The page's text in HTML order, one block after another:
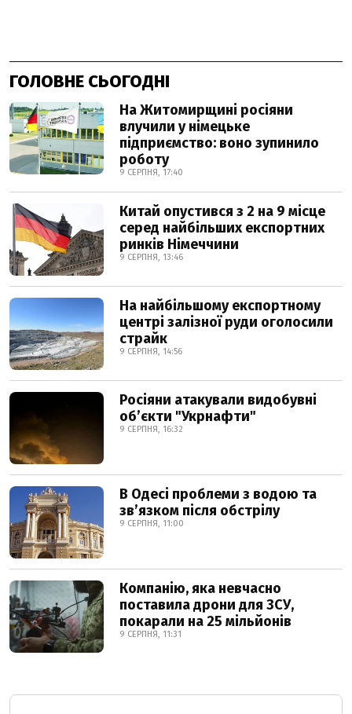
ГОЛОВНЕ СЬОГОДНІ
На Житомирщині росіяни
влучили у німецьке
підприємство: воно зупинило
роботу
9 СЕРПНЯ, 17:40
Китай опустився з 2 на 9 місце
серед найбільших експортних
ринків Німеччини
9 СЕРПНЯ, 13:46
На найбільшому експортному
центрі залізної руди оголосили
страйк
9 СЕРПНЯ, 14:56
Росіяни атакували видобувні
обʼєкти "Укрнафти"
9 СЕРПНЯ, 16:32
В Одесі проблеми з водою та
звʼязком після обстрілу
9 СЕРПНЯ, 11:00
Компанію, яка невчасно
поставила дрони для ЗСУ,
покарали на 25 мільйонів
9 СЕРПНЯ, 11:31